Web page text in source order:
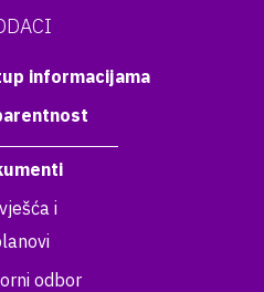
informacijama
i
odbor